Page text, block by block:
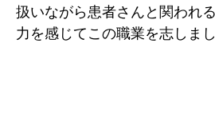
扱いながら患者さんと関われ
力を感じてこの職業を志しま